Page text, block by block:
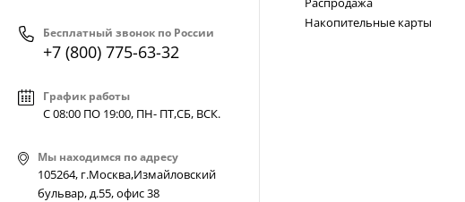
Бесплатный звонок по России
+7 (800) 775-63-32
График работы
С 08:00 ПО 19:00, ПН- ПТ,СБ, ВСК.
Мы находимся по адресу
105264, г.Москва,Измайловский
бульвар, д.55, офис 38
Накопительные карты